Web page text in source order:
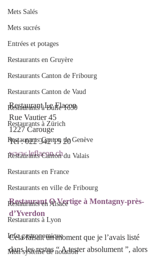
Mets Salés
Mets sucrés
Entrées et potages
Restaurants en Gruyère
Restaurants Canton de Fribourg
Restaurants Canton de Vaud
Restaurants à Bulle 1630
Restaurants à Zürich
Restaurants Canton de Genève
Restaurants Canton du Valais
Restaurants en France
Restaurants en ville de Fribourg
Restaurants en Alsace
Restaurants à Lyon
Info gastronomique
Mon système de notation
Restaurant Le Flacon
Rue Vautier 45
1227 Carouge
Tel : 022 342 15 20
www.leflacon.ch
Restaurant O Vertige à Montagny-près-
d’Yverdon
Cela faisait un moment que je l’avais listé
dans les restos “ A tester absolument ”, alors